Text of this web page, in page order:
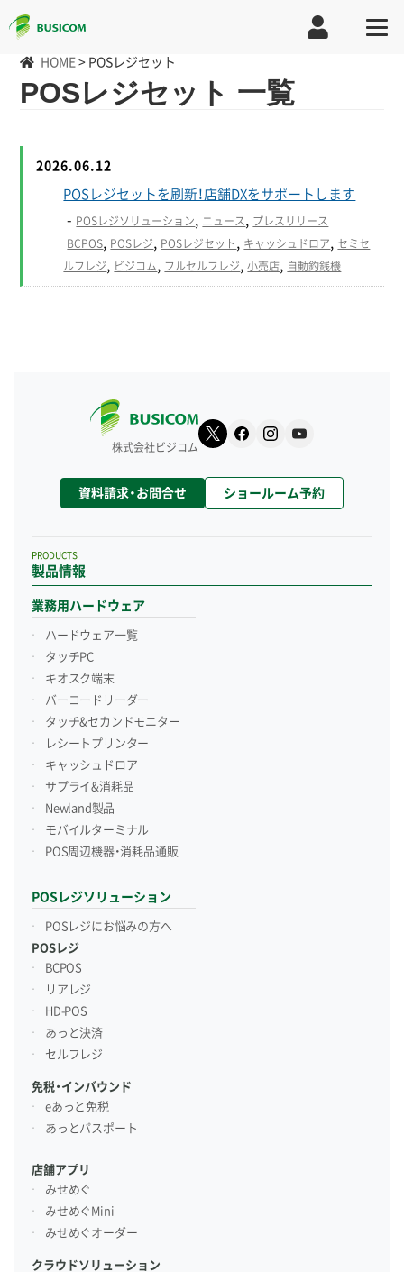
HOME > POSレジセット
POSレジセット 一覧
2026.06.12
POSレジセットを刷新！店舗DXをサポートします
- POSレジソリューション ニュース プレスリリース
BCPOS POSレジ POSレジセット キャッシュドロア セミセ
ルフレジ ビジコム フルセルフレジ ,小売店 自動釣銭機
株式会社ビジコム
資料請求・お問合せ ショールーム予約
製品情報
PRODUCTS
業務用ハードウェア
ハードウェア一覧
タッチPC
キオスク端末
バーコードリーダー
タッチ&セカンドモニター
レシートプリンター
キャッシュドロア
サプライ&消耗品
Newland製品
モバイルターミナル
POS周辺機器・消耗品通販
POSレジソリューション
POSレジにお悩みの方へ
POSレジ
BCPOS
リアレジ
HD-POS
あっと決済
セルフレジ
免税・インバウンド
eあっと免税
あっとパスポート
店舗アプリ
みせめぐ
みせめぐMini
みせめぐオーダー
クラウドソリューション